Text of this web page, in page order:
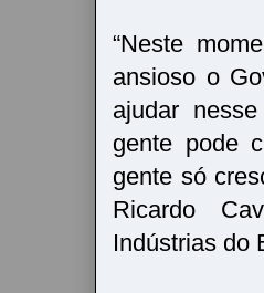
“Neste
ansioso o
ajudar
gente pode
gente só
Ricardo
Indústrias do